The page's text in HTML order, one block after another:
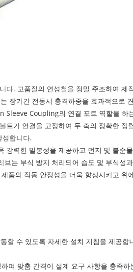
다. 고품질의 연성철을 정밀 주조하여 제
장기간 전동시 충격하중을 효과적으로
Coupling의 연결 포트 역할을 하
트가 연결을 고정하여 두 축의 정확한 정
합니다.
강력한 밀봉성을 제공하고 먼지 및 불순
는 부식 방지 처리되어 습도 및 부식성
품의 작동 안정성을 더욱 향상시키고 위
할 수 있도록 자세한 설치 지침을 제공합
여 맞춤 간격이 설계 요구 사항을 충족하